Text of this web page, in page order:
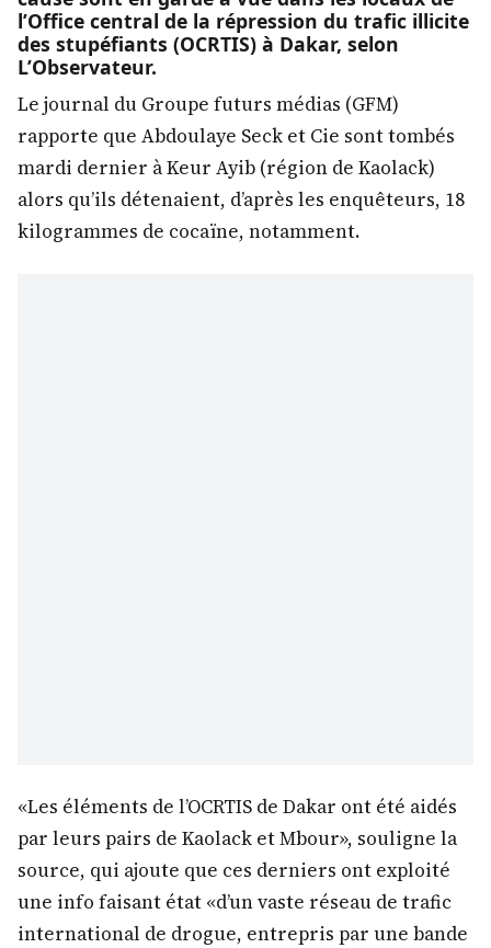
l’Office central de la répression du trafic illicite
des stupéfiants (OCRTIS) à Dakar, selon
L’Observateur.
Le journal du Groupe futurs médias (GFM)
rapporte que Abdoulaye Seck et Cie sont tombés
mardi dernier à Keur Ayib (région de Kaolack)
alors qu’ils détenaient, d’après les enquêteurs, 18
kilogrammes de cocaïne, notamment.
«Les éléments de l’OCRTIS de Dakar ont été aidés
par leurs pairs de Kaolack et Mbour», souligne la
source, qui ajoute que ces derniers ont exploité
une info faisant état «d’un vaste réseau de trafic
international de drogue, entrepris par une bande